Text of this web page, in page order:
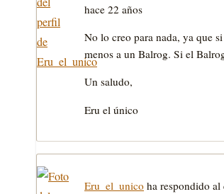
hace 22 años
No lo creo para nada, ya que
menos a un Balrog. Si el
Un saludo,
Eru el único
Eru_el_unico ha respondido al